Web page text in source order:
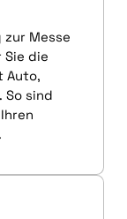
Messe
Sie die
Auto,
So sind